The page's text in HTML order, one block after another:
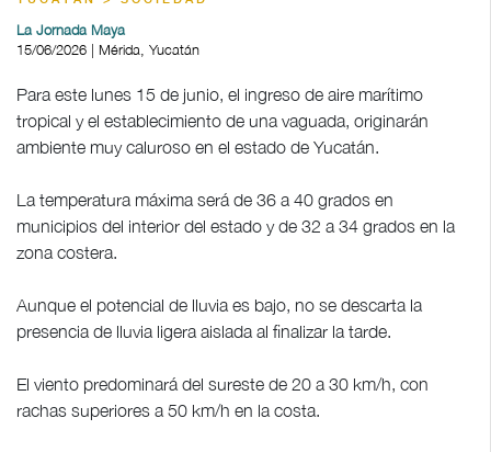
La Jornada Maya
15/06/2026 | Mérida, Yucatán
Para este lunes 15 de junio, el ingreso de aire marítimo
tropical y el establecimiento de una vaguada, originarán
ambiente muy caluroso en el estado de Yucatán.
La temperatura máxima será de 36 a 40 grados en
municipios del interior del estado y de 32 a 34 grados en la
zona costera.
Aunque el potencial de lluvia es bajo, no se descarta la
presencia de lluvia ligera aislada al finalizar la tarde.
El viento predominará del sureste de 20 a 30 km/h, con
rachas superiores a 50 km/h en la costa.